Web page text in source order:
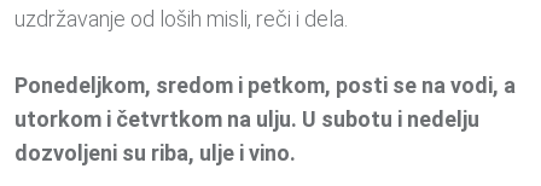
uzdržavanje od loših misli, reči i dela.
Ponedeljkom, sredom i petkom, posti se na vodi, a
utorkom i četvrtkom na ulju. U subotu i nedelju
dozvoljeni su riba, ulje i vino.